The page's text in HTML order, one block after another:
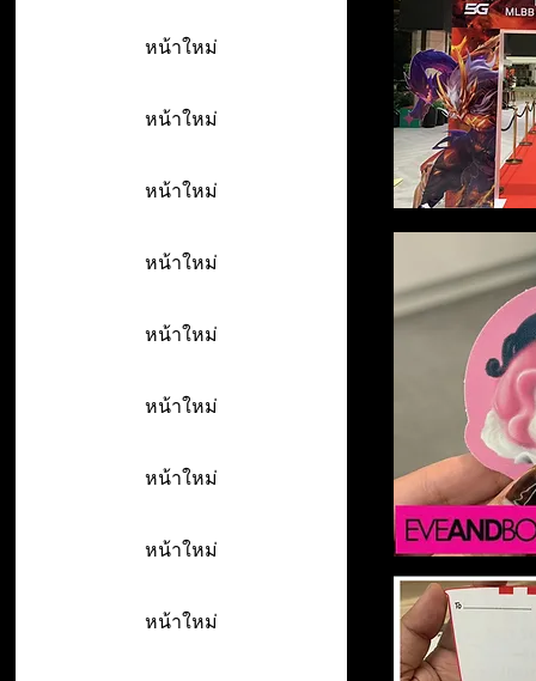
หน้าใหม่
หน้าใหม่
หน้าใหม่
หน้าใหม่
หน้าใหม่
หน้าใหม่
หน้าใหม่
หน้าใหม่
หน้าใหม่